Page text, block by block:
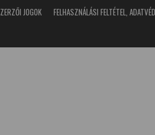
JOGOK
FELHASZNÁLÁSI FELTÉTEL,